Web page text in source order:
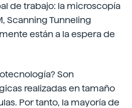
de trabajo: la microscopía
Scanning Tunneling
están a la espera de
Son
realizadas en tamaño
Por tanto, la mayoría de